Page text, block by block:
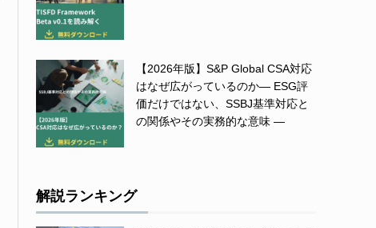
【2026年版】S&P Global CSA対応
はなぜ広がっているのか― ESG評
価だけではない、SSBJ基準対応と
の関係やその実務的な意味 ―
解説ランキング